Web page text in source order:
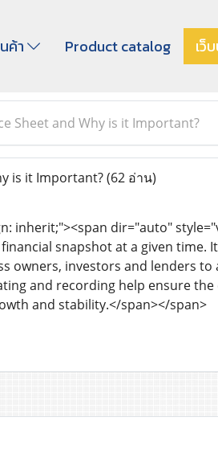
ค้า Product catalog เว็
Sheet and Why is it Important?
is it Important?(62 อ่าน)
inherit;"><span dir="auto"
snapshot at a given time.
owners, investors and lenders
and recording help ensure
and stability.</span></span>